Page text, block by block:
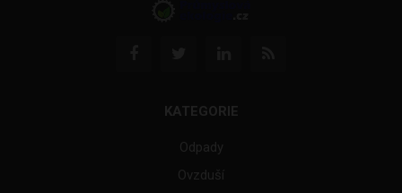
KATEGORIE
Odpady
Ovzduší